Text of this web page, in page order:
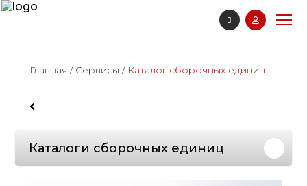
Главная / Сервисы / Каталог сборочных единиц
Каталоги сборочных единиц